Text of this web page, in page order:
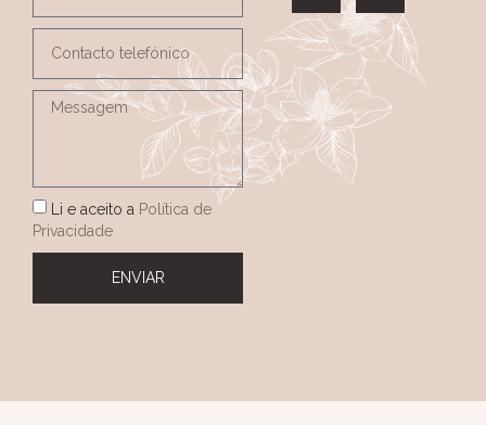
Li e aceito a Política de
Privacidade
ENVIAR